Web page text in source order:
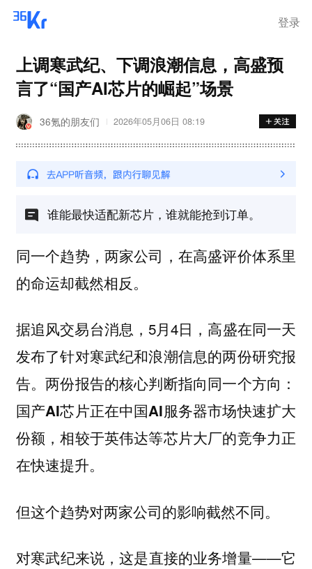
登录
上调寒武纪、下调浪潮信息，高盛预
言了“国产AI芯片的崛起”场景
36氪的朋友们 2026年05月06日 08:19
谁能最快适配新芯片，谁就能抢到订单。
同一个趋势，两家公司，在高盛评价体系里
的命运却截然相反。
据追风交易台消息，5月4日，高盛在同一天
发布了针对寒武纪和浪潮信息的两份研究报
告。两份报告的核心判断指向同一个方向 ：
国产AI芯片正在中国AI服务器市场快速扩大
份额，相较于英伟达等芯片大厂的竞争力正
在快速提升。
但这个趋势对两家公司的影响截然不同。
对寒武纪来说，这是直接的业务增量——它